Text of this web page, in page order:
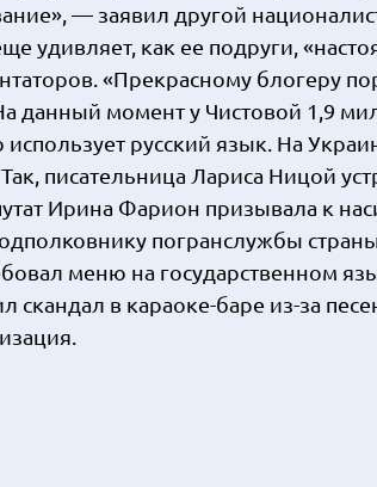
— заявил другой
удивляет, как ее подруги,
«Прекрасному блогеру
данный момент у Чистовой 1,9
русский язык. На
писательница Лариса Ницой
Ирина Фарион призывала к
погранслужбы
меню на государственном
в караоке-баре из-за